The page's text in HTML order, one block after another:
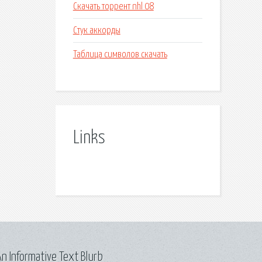
Скачать торрент nhl 08
Стук аккорды
Таблица символов скачать
Links
Informative Text Blurb